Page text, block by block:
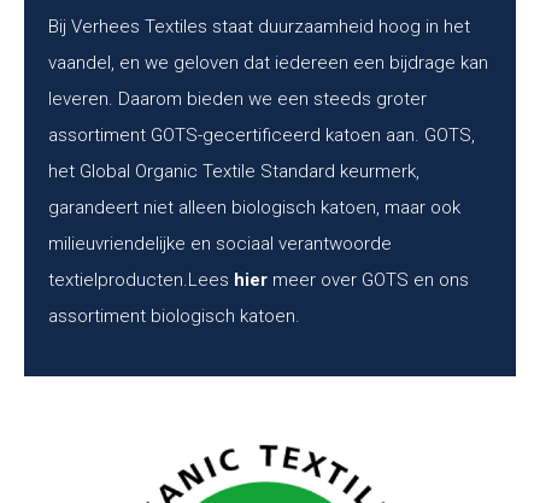
Bij Verhees Textiles staat duurzaamheid hoog in het
vaandel, en we geloven dat iedereen een bijdrage kan
leveren. Daarom bieden we een steeds groter
assortiment GOTS-gecertificeerd katoen aan. GOTS,
het Global Organic Textile Standard keurmerk,
garandeert niet alleen biologisch katoen, maar ook
milieuvriendelijke en sociaal verantwoorde
textielproducten.Lees hier meer over GOTS en ons
assortiment biologisch katoen.